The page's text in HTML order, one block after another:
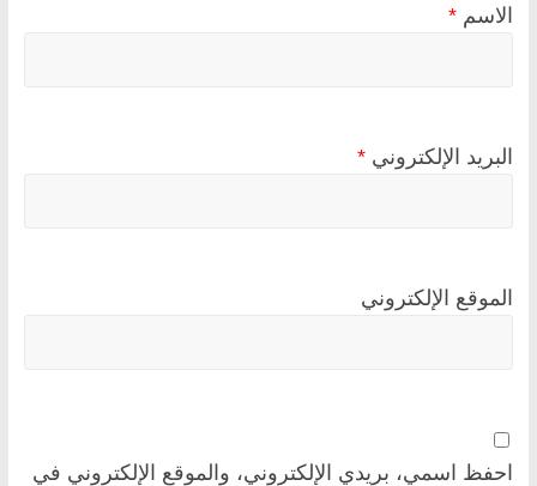
الاسم *
البريد الإلكتروني *
الموقع الإلكتروني
احفظ اسمي، بريدي الإلكتروني، والموقع الإلكتروني في